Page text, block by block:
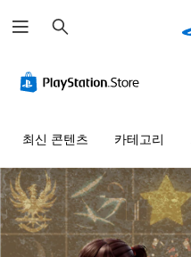
색
최신 콘텐츠 카테고리